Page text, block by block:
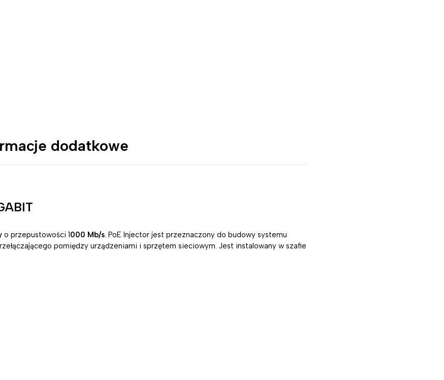
dodatkowe
o przepustowości 1000 Mb/s. PoE Injector jest przeznaczony do budowy systemu
pomiędzy urządzeniami i sprzętem sieciowym. Jest instalowany w szafie